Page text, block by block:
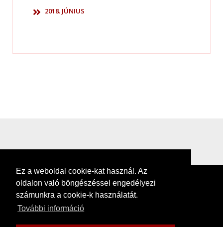
Ez a weboldal cookie-kat használ. Az
oldalon való böngészéssel engedélyezi
számunkra a cookie-k használatát.
További információ
2018. JÚNIUS